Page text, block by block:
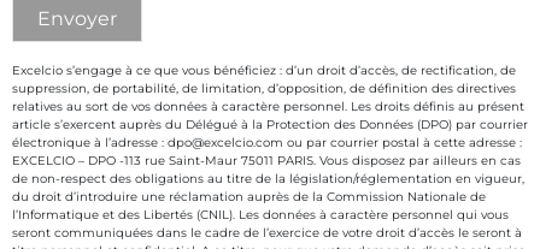
Excelcio s’engage à ce que vous bénéficiez : d’un droit d’accès, de rectification, de
suppression, de portabilité, de limitation, d’opposition, de définition des directives
relatives au sort de vos données à caractère personnel. Les droits définis au présent
article s’exercent auprès du Délégué à la Protection des Données (DPO) par courrier
électronique à l’adresse : dpo@excelcio.com ou par courrier postal à cette adresse :
EXCELCIO – DPO -113 rue Saint-Maur 75011 PARIS. Vous disposez par ailleurs en cas
de non-respect des obligations au titre de la législation/réglementation en vigueur,
du droit d’introduire une réclamation auprès de la Commission Nationale de
l’Informatique et des Libertés (CNIL). Les données à caractère personnel qui vous
seront communiquées dans le cadre de l’exercice de votre droit d’accès le seront à